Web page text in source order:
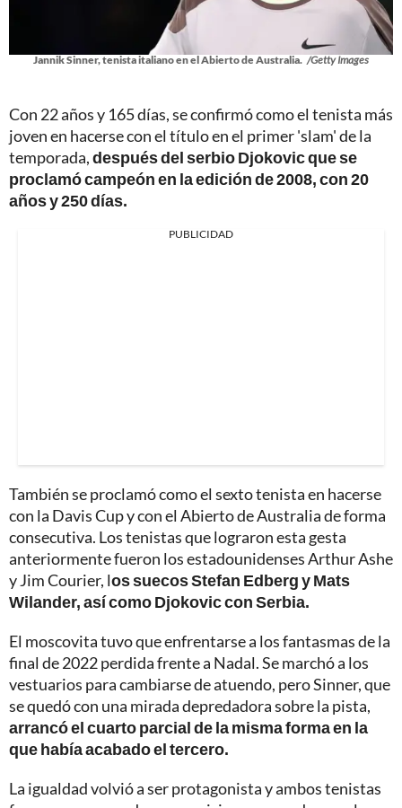
Jannik Sinner, tenista italiano en el Abierto de Australia. /Getty Images
Con 22 años y 165 días, se confirmó como el tenista más
joven en hacerse con el título en el primer 'slam' de la
temporada,después del serbio Djokovic que se
proclamó campeón en la edición de 2008, con 20
años y 250 días.
PUBLICIDAD
También se proclamó como el sexto tenista en hacerse
con la Davis Cup y con el Abierto de Australia de forma
consecutiva. Los tenistas que lograron esta gesta
anteriormente fueron los estadounidenses Arthur Ashe
y Jim Courier, los suecos Stefan Edberg y Mats
Wilander, así como Djokovic con Serbia.
El moscovita tuvo que enfrentarse a los fantasmas de la
final de 2022 perdida frente a Nadal. Se marchó a los
vestuarios para cambiarse de atuendo, pero Sinner, que
se quedó con una mirada depredadora sobre la pista,
arrancó el cuarto parcial de la misma forma en la
que había acabado el tercero.
La igualdad volvió a ser protagonista y ambos tenistas